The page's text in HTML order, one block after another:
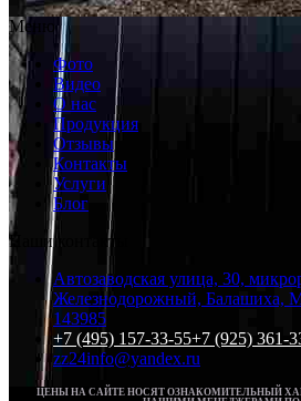
Меню
Фото
Видео
О нас
Продукция
Отзывы
Контакты
Услуги
Блог
Наши контакты
Автозаводская улица, 30,
Железнодорожный, Балашиха,
143985
+7 (495) 157-33-55+7 (925) 361-
zz24info@yandex.ru
ЦЕНЫ НА САЙТЕ НОСЯТ ОЗНАКОМИТЕЛЬНЫЙ